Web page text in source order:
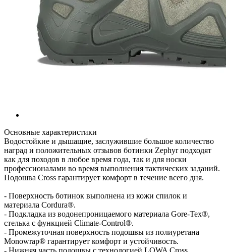
Основные характеристики
Водостойкие и дышащие, заслужившие большое количество
наград и положительных отзывов ботинки Zephyr подходят
как для походов в любое время года, так и для носки
профессионалами во время выполнения тактических заданий.
Подошва Cross гарантирует комфорт в течение всего дня.
- Поверхность ботинок выполнена из кожи спилок и
материала Cordura®.
- Подкладка из водонепроницаемого материала Gore-Tex®,
стелька с функцией Climate-Control®.
- Промежуточная поверхность подошвы из полиуретана
Monowrap® гарантирует комфорт и устойчивость.
- Нижняя часть подошвы с технологией LOWA Cross.